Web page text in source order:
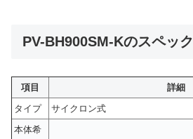
PV-BH900SM-Kのスペック
項目
詳細
タイプ
サイクロン式
本体希